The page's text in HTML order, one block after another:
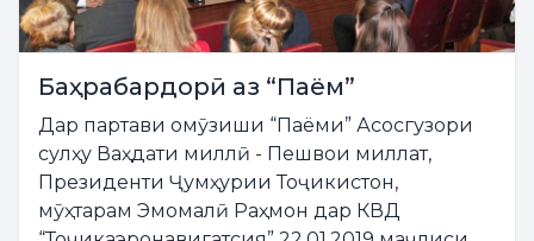
Баҳрабардорӣ аз “Паём”
Дар партави омӯзиши “Паёми” Асосгузори
сулҳу Ваҳдати миллӣ - Пешвои миллат,
Президенти Ҷумҳурии Тоҷикистон,
мӯҳтарам Эмомалӣ Раҳмон дар КВД